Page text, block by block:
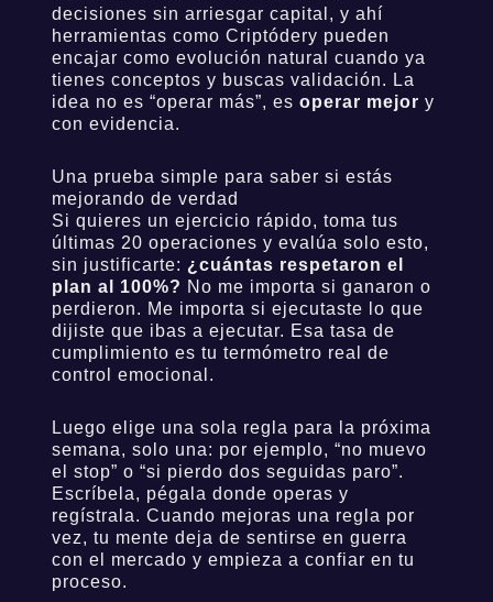
decisiones sin arriesgar capital, y ahí
herramientas como Criptódery pueden
encajar como evolución natural cuando ya
tienes conceptos y buscas validación. La
idea no es “operar más”, es operar mejor y
con evidencia.
Una prueba simple para saber si estás
mejorando de verdad
Si quieres un ejercicio rápido, toma tus
últimas 20 operaciones y evalúa solo esto,
sin justificarte: ¿cuántas respetaron el
plan al 100%? No me importa si ganaron o
perdieron. Me importa si ejecutaste lo que
dijiste que ibas a ejecutar. Esa tasa de
cumplimiento es tu termómetro real de
control emocional.
Luego elige una sola regla para la próxima
semana, solo una: por ejemplo, “no muevo
el stop” o “si pierdo dos seguidas paro”.
Escríbela, pégala donde operas y
regístrala. Cuando mejoras una regla por
vez, tu mente deja de sentirse en guerra
con el mercado y empieza a confiar en tu
proceso.
🧠 Newsletter del Smart Trader 📈
El trade de la semana, analizado como smart money